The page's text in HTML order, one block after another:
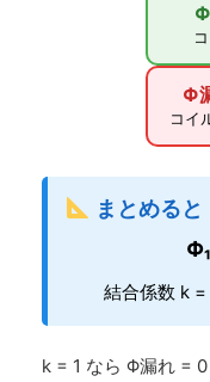
Φ
コイ
まとめると
結合係数 k
k = 1 なら Φ漏れ =